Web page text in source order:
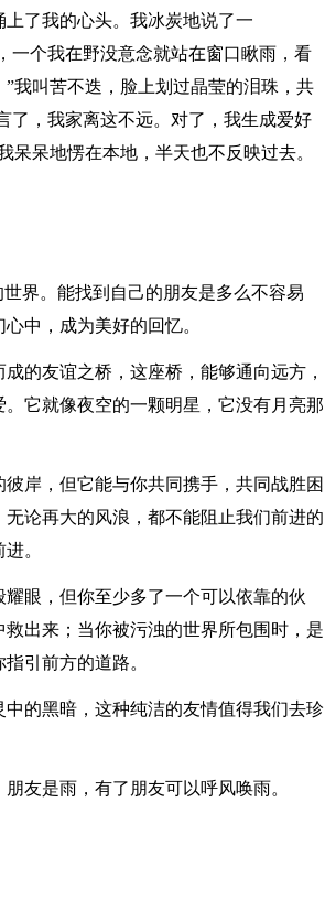
了我的心头。我冰炭地说了一
一个我在野没意念就站在窗口瞅雨，看
我叫苦不迭，脸上划过晶莹的泪珠，共
了，我家离这不远。对了，我生成爱好
呆地愣在本地，半天也不反映过去。
界。能找到自己的朋友是多么不容易
中，成为美好的回忆。
的友谊之桥，这座桥，能够通向远方，
它就像夜空的一颗明星，它没有月亮那
岸，但它能与你共同携手，共同战胜困
论再大的风浪，都不能阻止我们前进的
。
眼，但你至少多了一个可以依靠的伙
出来；当你被污浊的世界所包围时，是
引前方的道路。
的黑暗，这种纯洁的友情值得我们去珍
友是雨，有了朋友可以呼风唤雨。